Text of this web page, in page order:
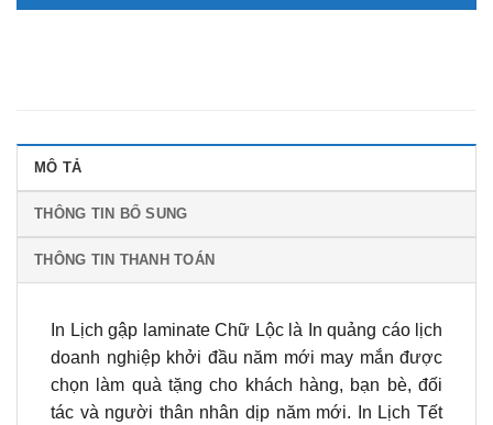
MÔ TẢ
THÔNG TIN BỔ SUNG
THÔNG TIN THANH TOÁN
In Lịch gập laminate Chữ Lộc là In quảng cáo lịch
doanh nghiệp khởi đầu năm mới may mắn được
chọn làm quà tặng cho khách hàng, bạn bè, đối
tác và người thân nhân dịp năm mới. In Lịch Tết